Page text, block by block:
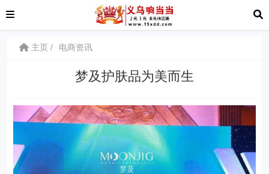
主页 电商资讯
梦及护肤品为美而生